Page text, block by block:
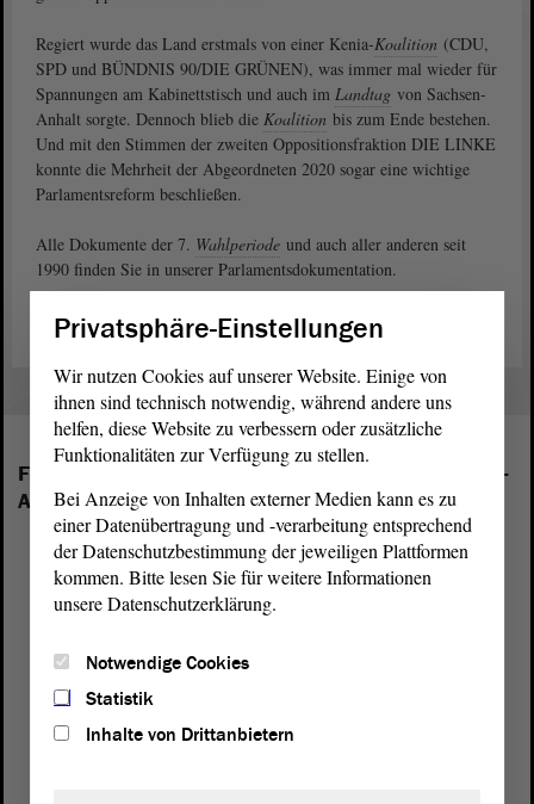
Regiert wurde das Land erstmals von einer Kenia-Koalition (CDU,
SPD und BÜNDNIS 90/DIE GRÜNEN), was immer mal wieder für
Spannungen am Kabinettstisch und auch im Landtag von Sachsen-
Anhalt sorgte. Dennoch blieb die Koalition bis zum Ende bestehen.
Und mit den Stimmen der zweiten Oppositionsfraktion DIE LINKE
konnte die Mehrheit der Abgeordneten 2020 sogar eine wichtige
Parlamentsreform beschließen.
Alle Dokumente der 7. Wahlperiode und auch aller anderen seit
1990 finden Sie in unserer Parlamentsdokumentation.
Folgende Fraktionen sind im Landtag von Sachsen-
Anhalt vertreten:
Privatsphäre-Einstellungen
Wir nutzen Cookies auf unserer Website. Einige von
ihnen sind technisch notwendig, während andere uns
helfen, diese Website zu verbessern oder zusätzliche
Funktionalitäten zur Verfügung zu stellen.
Bei Anzeige von Inhalten externer Medien kann es zu
einer Datenübertragung und -verarbeitung entsprechend
der Datenschutzbestimmung der jeweiligen Plattformen
kommen. Bitte lesen Sie für weitere Informationen
unsere Datenschutzerklärung.
Notwendige Cookies
Statistik
Inhalte von Drittanbietern